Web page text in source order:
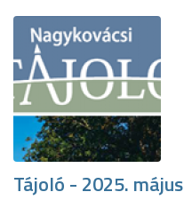
Tájoló - 2025. május